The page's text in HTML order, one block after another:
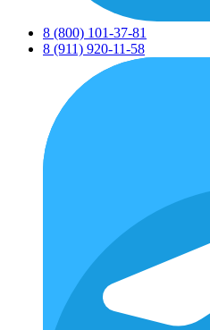
8 (800) 101-37-81
8 (911) 920-11-58